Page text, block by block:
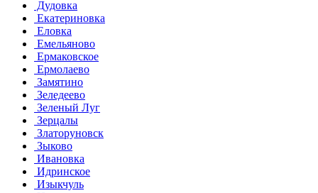
Дудовка
Екатериновка
Еловка
Емельяново
Ермаковское
Ермолаево
Замятино
Зеледеево
Зеленый Луг
Зерцалы
Златоруновск
Зыково
Ивановка
Идринское
Изыкчуль